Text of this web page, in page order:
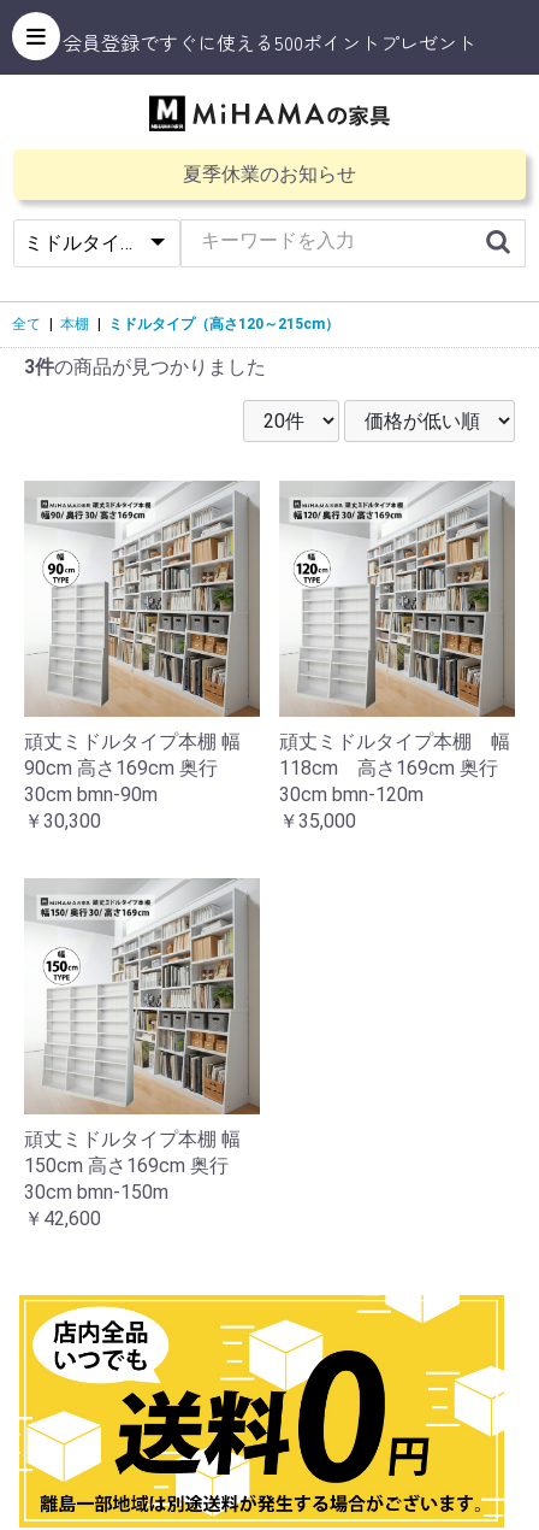
会員登録ですぐに使える500ポイントプレゼント
夏季休業のお知らせ
全て | 本棚 | ミドルタイプ（高さ120～215cm）
3件の商品が見つかりました
頑丈ミドルタイプ本棚 幅
90cm 高さ169cm 奥行
30cm bmn-90m
￥30,300
頑丈ミドルタイプ本棚 幅
118cm 高さ169cm 奥行
30cm bmn-120m
￥35,000
頑丈ミドルタイプ本棚 幅
150cm 高さ169cm 奥行
30cm bmn-150m
￥42,600